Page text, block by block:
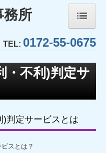
務所
TEL: 0172-55-0675
・不利)判定サ
)判定サービスとは